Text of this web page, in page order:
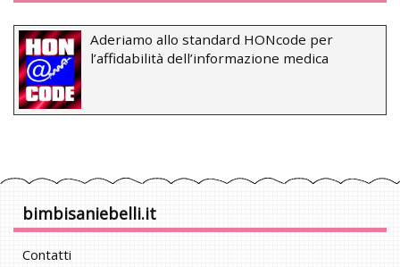
Aderiamo allo standard HONcode per
l’affidabilità dell’informazione medica
bimbisaniebelli.it
Contatti